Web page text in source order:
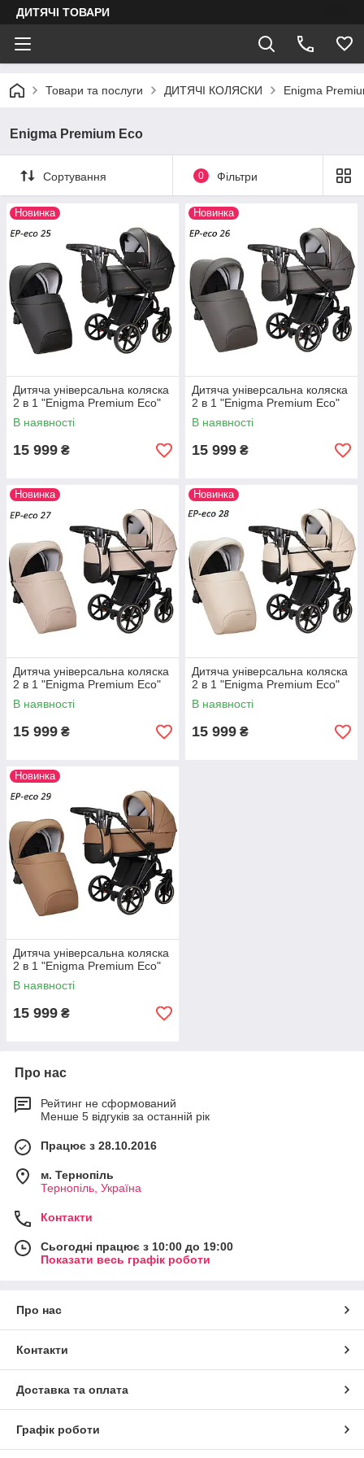
ДИТЯЧІ ТОВАРИ
Товари та послуги ДИТЯЧІ КОЛЯСКИ Enigma
Enigma Premium Eco
Сортування 0 Фільтри
Новинка
Дитяча універсальна коляска
2 в 1 "Enigma Premium Eco"
В наявності
15 999 ₴
Новинка
Дитяча універсальна коляска
2 в 1 "Enigma Premium Eco"
В наявності
15 999 ₴
Новинка
Дитяча універсальна коляска
2 в 1 "Enigma Premium Eco"
В наявності
15 999 ₴
Новинка
Дитяча універсальна коляска
2 в 1 "Enigma Premium Eco"
В наявності
15 999 ₴
Новинка
Дитяча універсальна коляска
2 в 1 "Enigma Premium Eco"
В наявності
15 999 ₴
Про нас
Рейтинг не сформований
Менше 5 відгуків за останній рік
Працює з 28.10.2016
м. Тернопіль
Тернопіль, Україна
Контакти
Сьогодні працює з 10:00 до 19:00
Показати весь графік роботи
Про нас
Контакти
Доставка та оплата
Графік роботи